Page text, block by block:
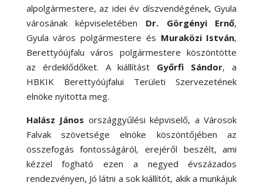
alpolgármestere, az idei év díszvendégének, Gyula
városának képviseletében Dr. Görgényi Ernő,
Gyula város polgármestere és Muraközi István,
Berettyóújfalu város polgármestere köszöntötte
az érdeklődőket. A kiállítást Győrfi Sándor, a
HBKIK Berettyóújfalui Területi Szervezetének
elnöke nyitotta meg.
Halász János országgyűlési képviselő, a Városok
Falvak szövetsége elnöke köszöntőjében az
összefogás fontosságáról, erejéről beszélt, ami
kézzel fogható ezen a negyed évszázados
rendezvényen, Jó látni a sok kiállítót, akik a munkájuk